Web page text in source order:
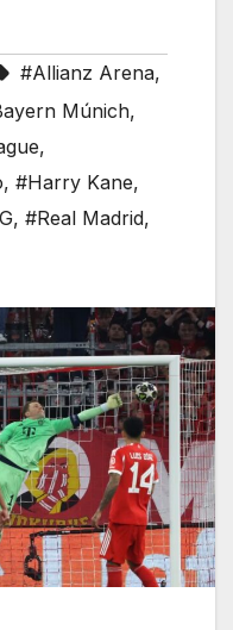
#Allianz Arena,
Múnich,
,
, #Harry Kane,
, #Real Madrid,